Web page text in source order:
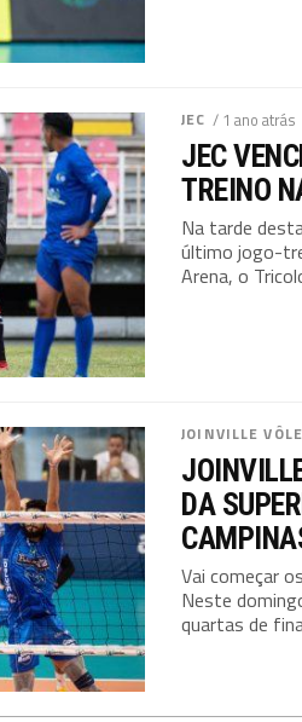
JEC / 1 ano atrás
JEC
TREINO
Na tarde
último jogo-
Arena, o
JOINVILLE
DA
Vai começar
Neste
quartas de